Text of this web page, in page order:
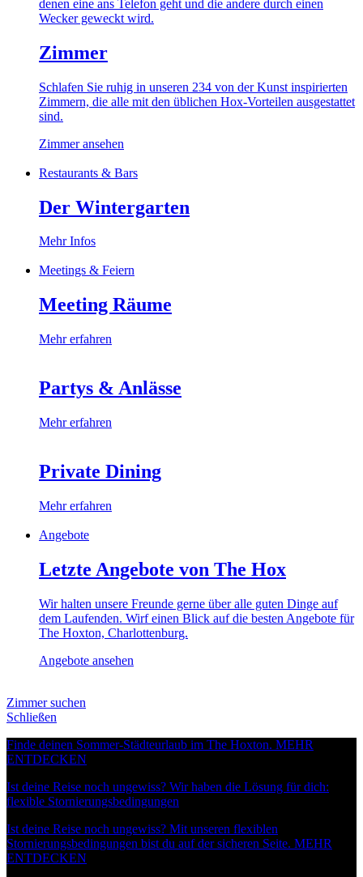
Zimmer
Schlafen Sie ruhig in unseren 234 von der Kunst inspirierten
Zimmern, die alle mit den üblichen Hox-Vorteilen ausgestattet
sind.
Zimmer ansehen
Restaurants & Bars
Der Wintergarten
Mehr Infos
Meetings & Feiern
Meeting Räume
Mehr erfahren
Partys & Anlässe
Mehr erfahren
Private Dining
Mehr erfahren
Angebote
Letzte Angebote von The Hox
Wir halten unsere Freunde gerne über alle guten Dinge auf
dem Laufenden. Wirf einen Blick auf die besten Angebote für
The Hoxton, Charlottenburg.
Angebote ansehen
Zimmer suchen
Schließen
Finde deinen Sommer-Städteurlaub im The Hoxton. MEHR
ENTDECKEN
Ist deine Reise noch ungewiss? Wir haben die Lösung für dich:
flexible Stornierungsbedingungen
Ist deine Reise noch ungewiss? Mit unseren flexiblen
Stornierungsbedingungen bist du auf der sicheren Seite. MEHR
ENTDECKEN